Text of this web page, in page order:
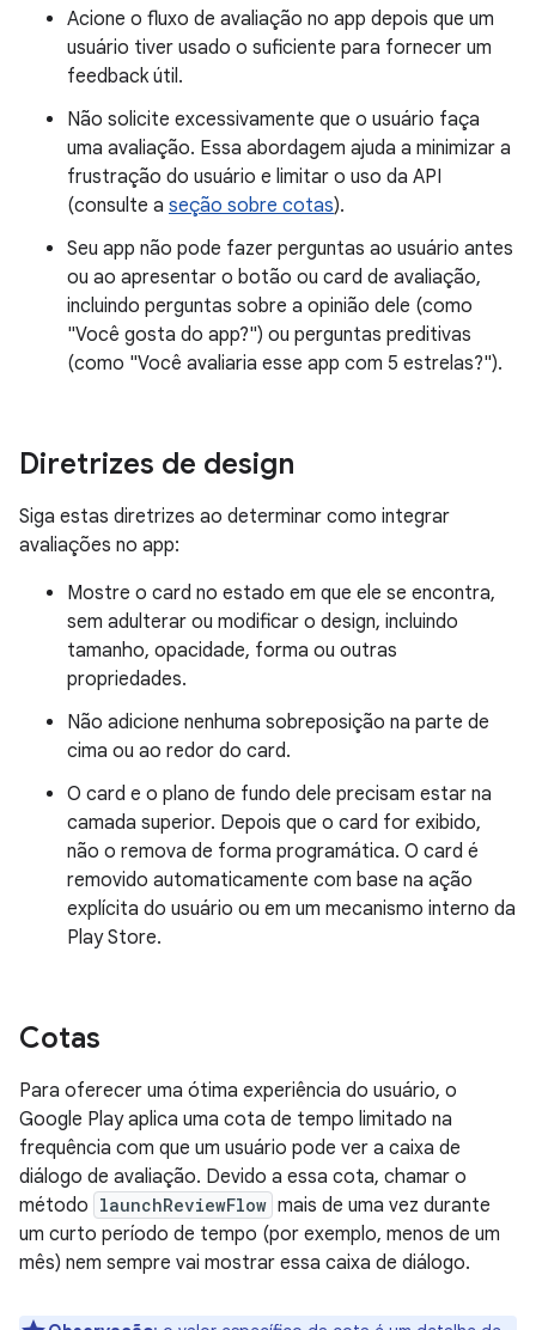
Acione o fluxo de avaliação no app depois que um
usuário tiver usado o suficiente para fornecer um
feedback útil.
Não solicite excessivamente que o usuário faça
uma avaliação. Essa abordagem ajuda a minimizar a
frustração do usuário e limitar o uso da API
(consulte a seção sobre cotas).
Seu app não pode fazer perguntas ao usuário antes
ou ao apresentar o botão ou card de avaliação,
incluindo perguntas sobre a opinião dele (como
"Você gosta do app?") ou perguntas preditivas
(como "Você avaliaria esse app com 5 estrelas?").
Diretrizes de design
Siga estas diretrizes ao determinar como integrar
avaliações no app:
Mostre o card no estado em que ele se encontra,
sem adulterar ou modificar o design, incluindo
tamanho, opacidade, forma ou outras
propriedades.
Não adicione nenhuma sobreposição na parte de
cima ou ao redor do card.
O card e o plano de fundo dele precisam estar na
camada superior. Depois que o card for exibido,
não o remova de forma programática. O card é
removido automaticamente com base na ação
explícita do usuário ou em um mecanismo interno da
Play Store.
Cotas
Para oferecer uma ótima experiência do usuário, o
Google Play aplica uma cota de tempo limitado na
frequência com que um usuário pode ver a caixa de
diálogo de avaliação. Devido a essa cota, chamar o
método launchReviewFlow mais de uma vez durante
um curto período de tempo (por exemplo, menos de um
mês) nem sempre vai mostrar essa caixa de diálogo.